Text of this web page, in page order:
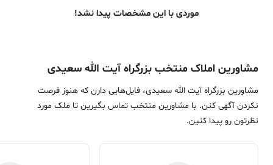
موردی با این مشخصات پیدا نشد!
مشاورین املاک منتخب بزرگراه آیت الله سعیدی
مشاورین بزرگراه آیت الله سعیدی، فایل‌هایی دارن که هنوز فرصت
نکردن آگهی کنن. با مشاورین منتخب تماس بگیرین تا ملک مورد
نظرتون رو پیدا کنین.